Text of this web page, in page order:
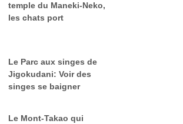
temple du Maneki-Neko,
les chats port
Le Parc aux singes de
Jigokudani: Voir des
singes se baigner
Le Mont-Takao qui